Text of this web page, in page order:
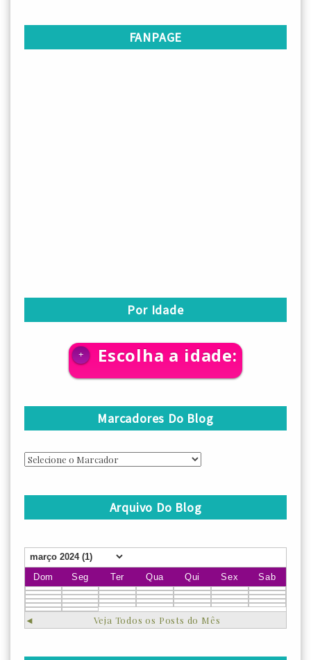
FANPAGE
Por Idade
+ Escolha a idade:
Marcadores Do Blog
Arquivo Do Blog
Dom Seg Ter Qua Qui Sex Sab
◄ Veja Todos os Posts do Mês